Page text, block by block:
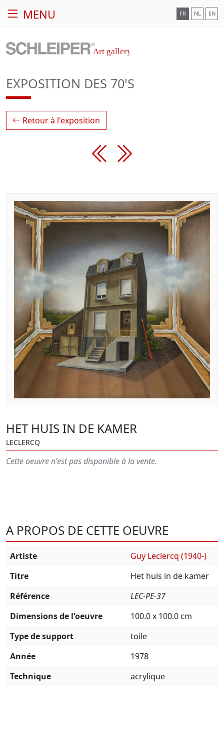
MENU FR NL EN
EXPOSITION DES 70'S
Retour à l'exposition
HET HUIS IN DE KAMER
LECLERCQ
Cette oeuvre n'est pas disponible à la vente.
A PROPOS DE CETTE OEUVRE
Artiste
Guy Leclercq (1940-)
Titre
Het huis in de kamer
Référence
LEC-PE-37
Dimensions de l'oeuvre
100.0 x 100.0 cm
Type de support
toile
Année
1978
Technique
acrylique